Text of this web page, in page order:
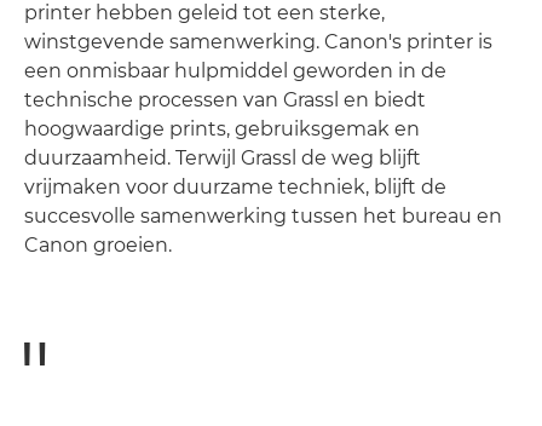
printer hebben geleid tot een sterke,
winstgevende samenwerking. Canon's printer is
een onmisbaar hulpmiddel geworden in de
technische processen van Grassl en biedt
hoogwaardige prints, gebruiksgemak en
duurzaamheid. Terwijl Grassl de weg blijft
vrijmaken voor duurzame techniek, blijft de
succesvolle samenwerking tussen het bureau en
Canon groeien.